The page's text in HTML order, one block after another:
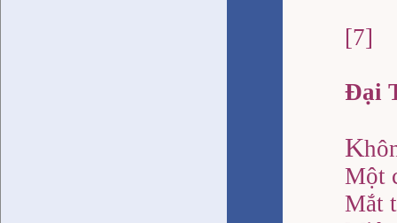
[7]
Đại
K
Một
Mắt